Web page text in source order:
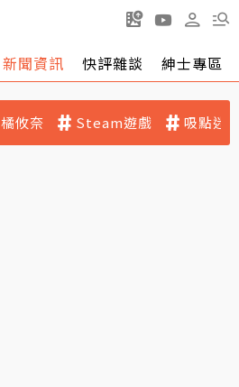
新聞資訊 快評雜談 紳士專區
橘攸奈 Steam遊戲 吸點迷